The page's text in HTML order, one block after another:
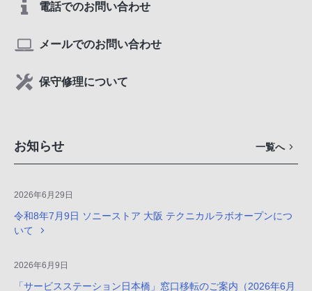
電話でのお問い合わせ
メールでのお問い合わせ
保守修理について
お知らせ 一覧へ
2026年6月29日
令和8年7月9日 ソニーストア 大阪 テクニカルラボオープンにつ
いて
2026年6月9日
「サービスステーション日本橋」窓口移転のご案内（2026年6月